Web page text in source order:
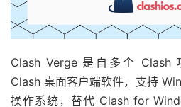
Clash Verge 是自多个 Clash
Clash 桌面客户端软件，支持
操作系统，替代 Clash for